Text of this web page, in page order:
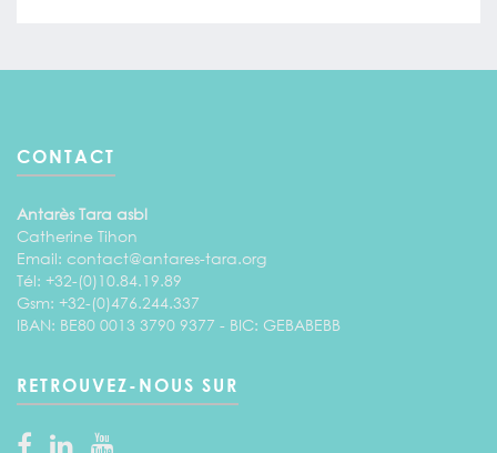
CONTACT
Antarès Tara asbl
Catherine Tihon
Email: contact@antares-tara.org
Tél: +32-(0)10.84.19.89
Gsm: +32-(0)476.244.337
IBAN: BE80 0013 3790 9377 - BIC: GEBABEBB
RETROUVEZ-NOUS SUR